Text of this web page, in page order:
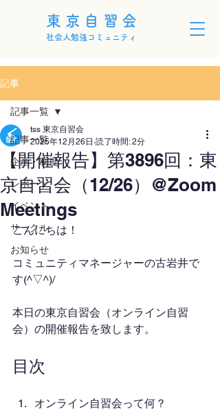
東京自習会
社会人勉強コミュニティ
記事
記事一覧
企画・制度
レポート
イベント
サークル
お知らせ
記事一覧
【開催報告】第3896回：東
京自習会（12/26）@Zoom
Meetings
tss 東京自習会
2025年12月26日 読了時間: 2分
こんにちは！
コミュニティマネージャーの古岩井で
す(^▽^)/
本日の東京自習会（オンライン自習
会）の開催報告を致します。
目次
オンライン自習会って何？